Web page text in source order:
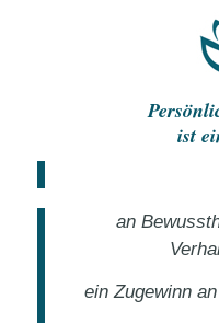
ist
an
ein Zugewinn